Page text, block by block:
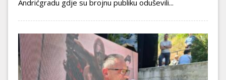
Andrićgradu gd‌je su brojnu publiku oduševili...